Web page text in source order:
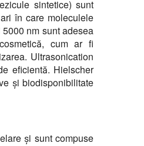
sintetice) sunt
în care moleculele
nm sunt adesea
cum ar fi
Ultrasonication
eficientă. Hielscher
și biodisponibilitate
și sunt compuse